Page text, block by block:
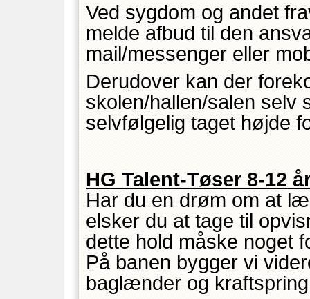
Ved sygdom og andet
melde afbud til den
mail/messenger eller
Derudover kan der
skolen/hallen/salen selv
selvfølgelig taget højde
HG Talent-Tøser 8-12
Har du en drøm om at
elsker du at tage til
dette hold måske noget
På banen bygger vi
baglænder og kraftspring